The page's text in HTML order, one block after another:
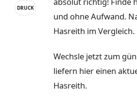
DRUCK
und ohne Aufwand.
Hasreith im Vergleich.
Wechsle jetzt zum
liefern hier einen
Hasreith.